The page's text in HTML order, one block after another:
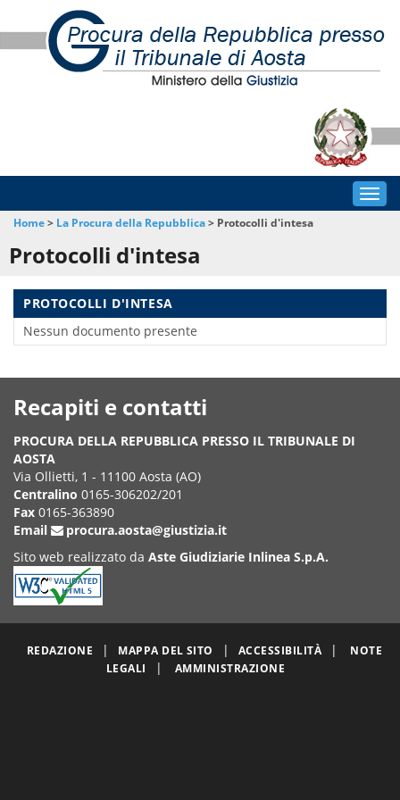
Home> La Procura della Repubblica> Protocolli d'intesa
Protocolli d'intesa
PROTOCOLLI D'INTESA
Nessun documento presente
Recapiti e contatti
PROCURA DELLA REPUBBLICA PRESSO IL TRIBUNALE DI
AOSTA
Via Ollietti, 1 - 11100 Aosta (AO)
Centralino 0165-306202/201
Fax 0165-363890
Email
procura.aosta@giustizia.it
Sito web realizzato da Aste Giudiziarie Inlinea S.p.A.
REDAZIONE | MAPPA DEL SITO | ACCESSIBILITÀ |
NOTE
LEGALI
| AMMINISTRAZIONE